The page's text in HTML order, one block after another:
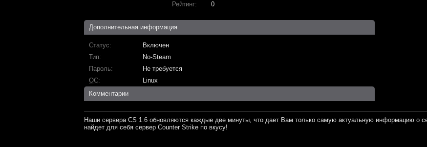
Рейтинг
0
Дополнительная информация
Статус
Включен
Тип
No-Steam
Пароль
Не требуется
ОС
Linux
Комментарии
Наши сервера CS 1.6 обновляются каждые две минуты, что дает Вам только самую актуальную информацию о
найдет для себя сервер Counter Strike по вкусу!